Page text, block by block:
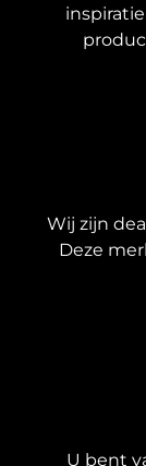
Wij zijn
Deze
U bent